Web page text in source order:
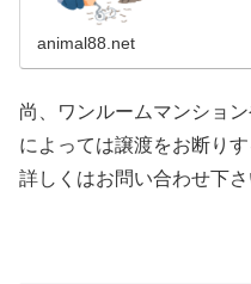
animal88.net
尚、ワンルームマンショ
によっては譲渡をお断り
詳しくはお問い合わせ下さ